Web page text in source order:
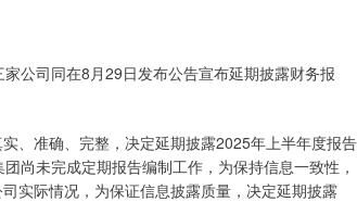
公司同在8月29日发布公告宣布延期披露财务报
、准确、完整，决定延期披露2025年上半年度报告
尚未完成定期报告编制工作，为保持信息一致性，
实际情况，为保证信息披露质量，决定延期披露